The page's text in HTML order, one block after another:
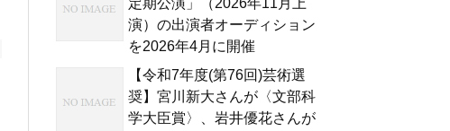
定期公演」（2026年11月上
演）の出演者オーディション
を2026年4月に開催
【令和7年度(第76回)芸術選
奨】宮川新大さんが〈文部科
学大臣賞〉、岩井優花さんが